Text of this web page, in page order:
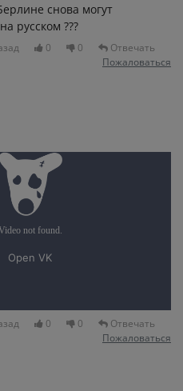
снова могут
русском ???
0 0
Отвечать
Пожаловаться
0 0
Отвечать
Пожаловаться